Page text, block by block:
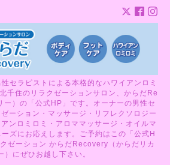
セラピストによる本格的なハワイアンロミ
千住のリラクゼーションサロン、からだRe
）の「公式HP」です。オーナーの男性セ
ーション・マッサージ・リフレクソロジー
アンロミロミ・アロママッサージ・オイルマ
ズにお応えします。ご予約はこの「公式H
ゼーション からだRecovery（からだリカ
）にぜひお越し下さい。